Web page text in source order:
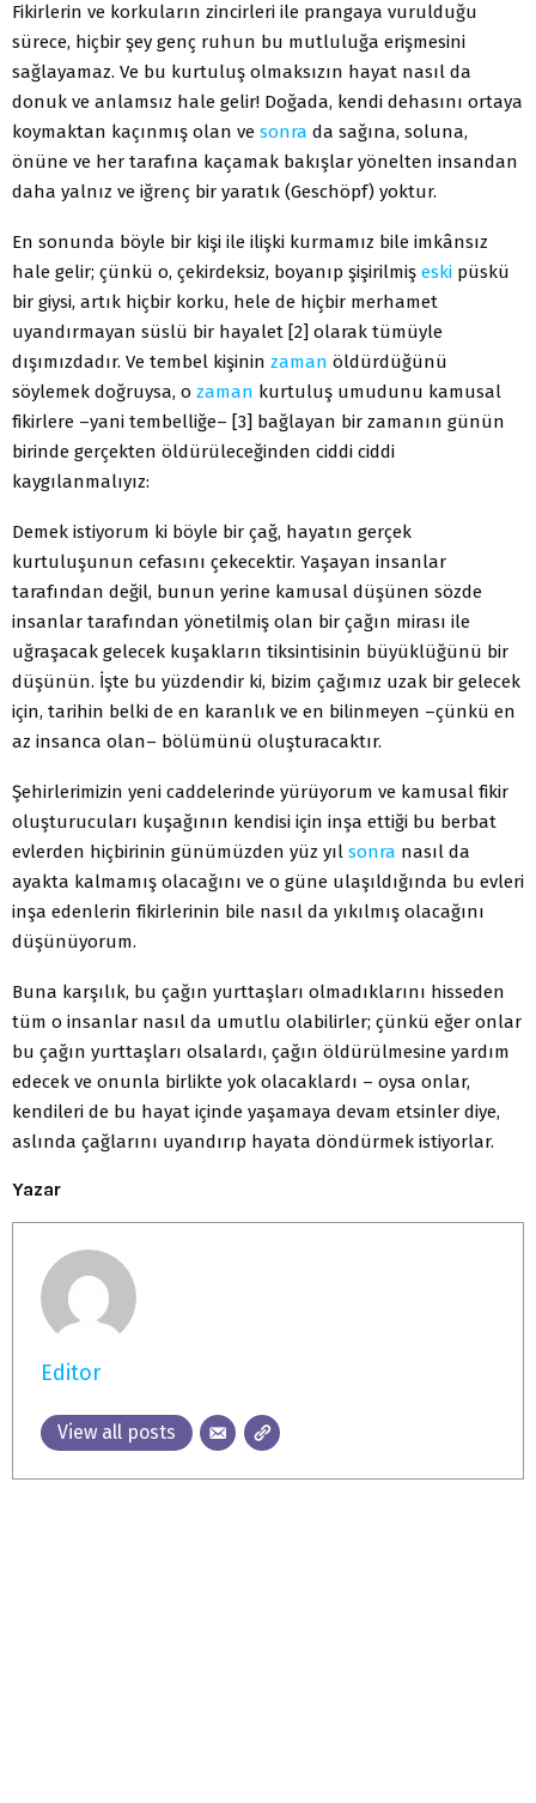
Fikirlerin ve korkuların zincirleri ile prangaya vurulduğu
sürece, hiçbir şey genç ruhun bu mutluluğa erişmesini
sağlayamaz. Ve bu kurtuluş olmaksızın hayat nasıl da
donuk ve anlamsız hale gelir! Doğada, kendi dehasını ortaya
koymaktan kaçınmış olan ve sonra da sağına, soluna,
önüne ve her tarafına kaçamak bakışlar yönelten insandan
daha yalnız ve iğrenç bir yaratık (Geschöpf) yoktur.
En sonunda böyle bir kişi ile ilişki kurmamız bile imkânsız
hale gelir; çünkü o, çekirdeksiz, boyanıp şişirilmiş eski püskü
bir giysi, artık hiçbir korku, hele de hiçbir merhamet
uyandırmayan süslü bir hayalet [2] olarak tümüyle
dışımızdadır. Ve tembel kişinin zaman öldürdüğünü
söylemek doğruysa, o zaman kurtuluş umudunu kamusal
fikirlere –yani tembelliğe– [3] bağlayan bir zamanın günün
birinde gerçekten öldürüleceğinden ciddi ciddi
kaygılanmalıyız:
Demek istiyorum ki böyle bir çağ, hayatın gerçek
kurtuluşunun cefasını çekecektir. Yaşayan insanlar
tarafından değil, bunun yerine kamusal düşünen sözde
insanlar tarafından yönetilmiş olan bir çağın mirası ile
uğraşacak gelecek kuşakların tiksintisinin büyüklüğünü bir
düşünün. İşte bu yüzdendir ki, bizim çağımız uzak bir gelecek
için, tarihin belki de en karanlık ve en bilinmeyen –çünkü en
az insanca olan– bölümünü oluşturacaktır.
Şehirlerimizin yeni caddelerinde yürüyorum ve kamusal fikir
oluşturucuları kuşağının kendisi için inşa ettiği bu berbat
evlerden hiçbirinin günümüzden yüz yıl sonra nasıl da
ayakta kalmamış olacağını ve o güne ulaşıldığında bu evleri
inşa edenlerin fikirlerinin bile nasıl da yıkılmış olacağını
düşünüyorum.
Buna karşılık, bu çağın yurttaşları olmadıklarını hisseden
tüm o insanlar nasıl da umutlu olabilirler; çünkü eğer onlar
bu çağın yurttaşları olsalardı, çağın öldürülmesine yardım
edecek ve onunla birlikte yok olacaklardı – oysa onlar,
kendileri de bu hayat içinde yaşamaya devam etsinler diye,
aslında çağlarını uyandırıp hayata döndürmek istiyorlar.
Yazar
Editor
View all posts